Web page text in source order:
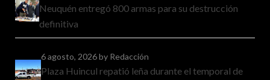
Neuquén entregó 800 armas para su destrucción
definitiva
6 agosto, 2026by Redacción
Plaza Huincul repatió leña durante el temporal de